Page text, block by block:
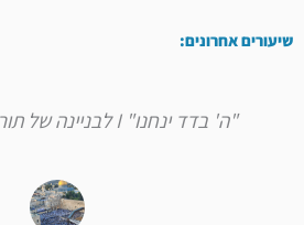
שיעורים אחרונים:
"ה' בדד ינחנו" I לבניינה של תורה – פרשת חוקת